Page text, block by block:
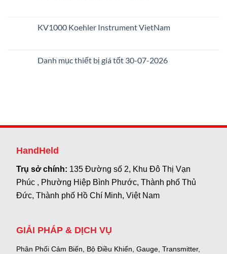
KV1000 Koehler Instrument VietNam
Danh mục thiết bị giá tốt 30-07-2026
HandHeld
Trụ sở chính: 135 Đường số 2, Khu Đô Thị Vạn
Phúc , Phường Hiệp Bình Phước, Thành phố Thủ
Đức, Thành phố Hồ Chí Minh, Việt Nam
GIẢI PHÁP & DỊCH VỤ
Phân Phối Cảm Biến, Bộ Điều Khiển, Gauge, Transmitter,